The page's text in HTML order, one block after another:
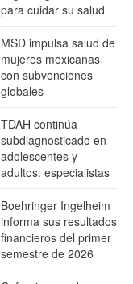
para cuidar su salud
MSD impulsa salud de
mujeres mexicanas
con subvenciones
globales
TDAH continúa
subdiagnosticado en
adolescentes y
adultos: especialistas
Boehringer Ingelheim
informa sus resultados
financieros del primer
semestre de 2026